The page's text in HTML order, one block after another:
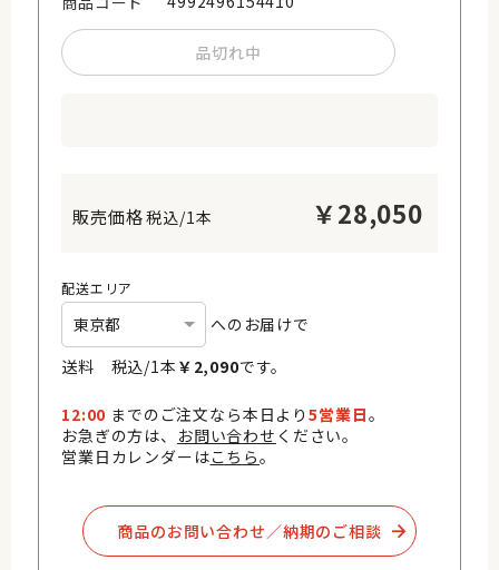
品切れ中
税込/1本 ￥28,050
配送エリア
へのお届けで
送料 税込/1本 ￥ 2,090です。
12:00 までのご注文なら本日より5営業日。
お急ぎの方は、 お問い合わせ ください。
営業日カレンダーはこちら。
商品のお問い合わせ／納期のご相談​